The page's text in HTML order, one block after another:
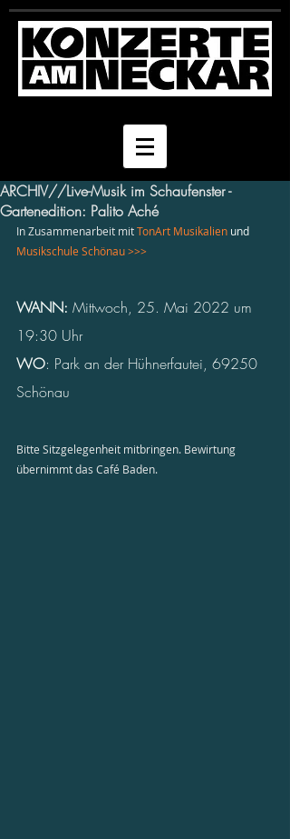
ARCHIV//Live-Musik im Schaufenster -
Gartenedition: Palito Aché
In Zusammenarbeit mit TonArt Musikalien und
Musikschule Schönau >>>
WANN: Mittwoch, 25. Mai 2022 um
19:30 Uhr
WO: Park an der Hühnerfautei, 69250
Schönau
Bitte Sitzgelegenheit mitbringen. Bewirtung
übernimmt das Café Baden.